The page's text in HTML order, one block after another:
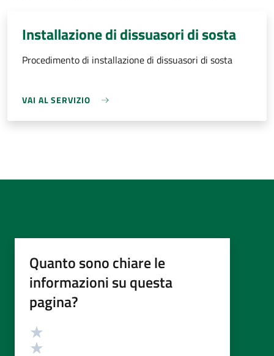
Installazione di dissuasori di sosta
Procedimento di installazione di dissuasori di sosta
VAI AL SERVIZIO
Quanto sono chiare le
informazioni su questa
pagina?
Valutazione